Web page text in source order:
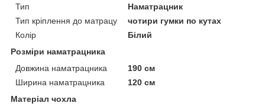
Тип
Наматрацник
Тип кріплення до матрацу
чотири гумки по кутах
Колір
Білий
Розміри наматрацника
Довжина наматрацника
190 см
Ширина наматрацника
120 см
Матеріал чохла